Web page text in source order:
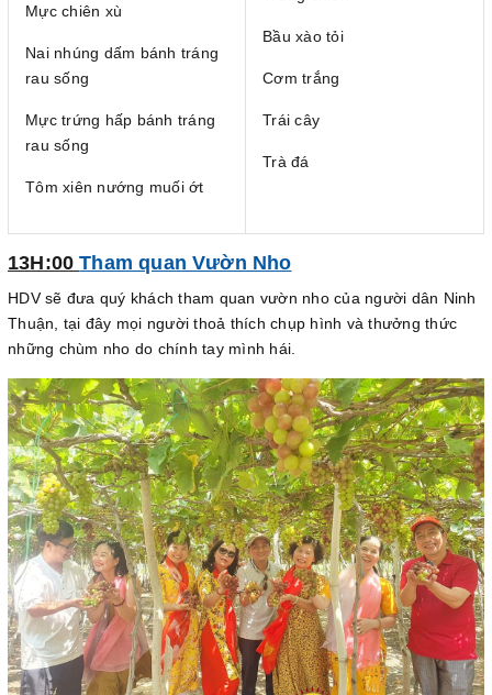
Mực chiên xù
Nai nhúng dấm bánh tráng
rau sống
Mực trứng hấp bánh tráng
rau sống
Tôm xiên nướng muối ớt
Bầu xào tỏi
Cơm trắng
Trái cây
Trà đá
13H:00Tham quan Vườn Nho
HDV sẽ đưa quý khách tham quan vườn nho của người dân Ninh
Thuận, tại đây mọi người thoả thích chụp hình và thưởng thức
những chùm nho do chính tay mình hái.